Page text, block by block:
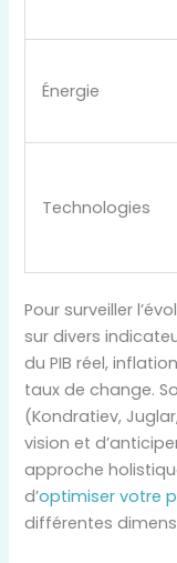
Énergie
Technologies
Pour surveiller
sur divers
du PIB réel,
taux de change.
(Kondratiev,
vision et
approche
d’optimiser votre
différentes